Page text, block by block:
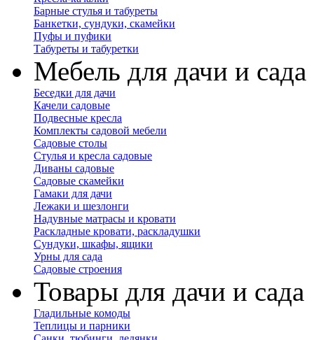
Барные стулья и табуреты
Банкетки, сундуки, скамейки
Пуфы и пуфики
Табуреты и табуретки
Мебель для дачи и сада
Беседки для дачи
Качели садовые
Подвесные кресла
Комплекты садовой мебели
Садовые столы
Стулья и кресла садовые
Диваны садовые
Садовые скамейки
Гамаки для дачи
Лежаки и шезлонги
Надувные матрасы и кровати
Раскладные кровати, раскладушки
Сундуки, шкафы, ящики
Урны для сада
Садовые строения
Товары для дачи и сада
Гладильные комоды
Теплицы и парники